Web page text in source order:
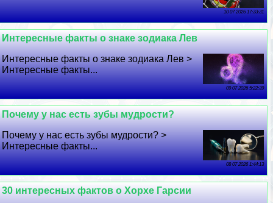
10 07 2026 17:33:31
Интересные факты о знаке зодиака Лев
Интересные факты о знаке зодиака Лев >
Интересные факты...
09 07 2026 5:22:39
Почему у нас есть зубы мудрости?
Почему у нас есть зубы мудрости? >
Интересные факты...
08 07 2026 1:44:13
30 интересных фактов о Хорхе Гарсии